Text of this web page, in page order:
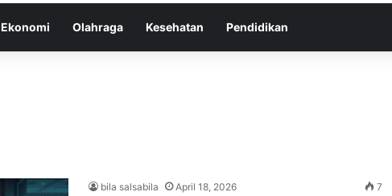
Ekonomi Olahraga Kesehatan Pendidikan
bila salsabila April 18, 2026 7